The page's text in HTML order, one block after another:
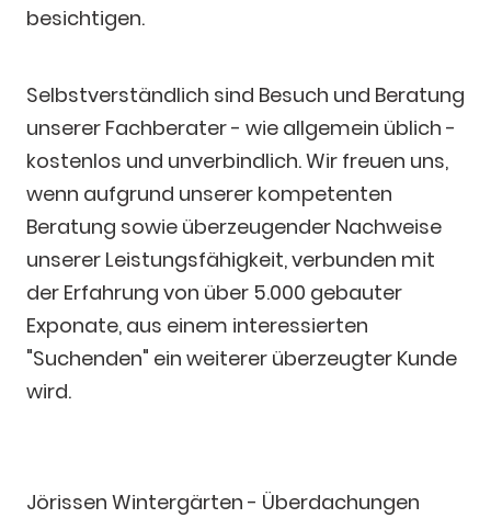
besichtigen.
Selbstverständlich sind Besuch und Beratung
unserer Fachberater - wie allgemein üblich -
kostenlos und unverbindlich. Wir freuen uns,
wenn aufgrund unserer kompetenten
Beratung sowie überzeugender Nachweise
unserer Leistungsfähigkeit, verbunden mit
der Erfahrung von über 5.000 gebauter
Exponate, aus einem interessierten
"Suchenden" ein weiterer überzeugter Kunde
wird.
Jörissen Wintergärten - Überdachungen